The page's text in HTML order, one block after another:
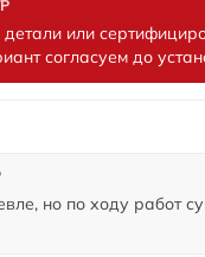
или
согласуем до
но по ходу работ